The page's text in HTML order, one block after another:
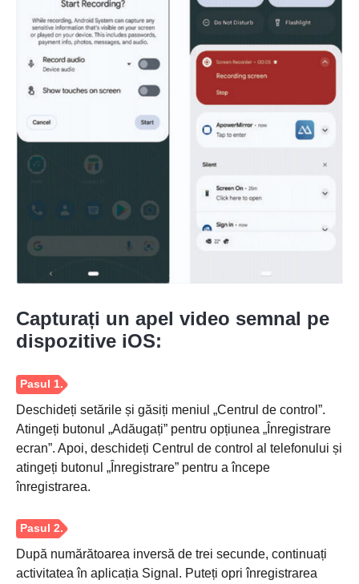
Pasul 1.
Pasul 2.
Capturați un apel video semnal pe
dispozitive iOS:
Deschideți setările și găsiți meniul „Centrul de control”.
Atingeți butonul „Adăugați” pentru opțiunea „Înregistrare
ecran”. Apoi, deschideți Centrul de control al telefonului și
atingeți butonul „Înregistrare” pentru a începe
înregistrarea.
După numărătoarea inversă de trei secunde, continuați
activitatea în aplicația Signal. Puteți opri înregistrarea